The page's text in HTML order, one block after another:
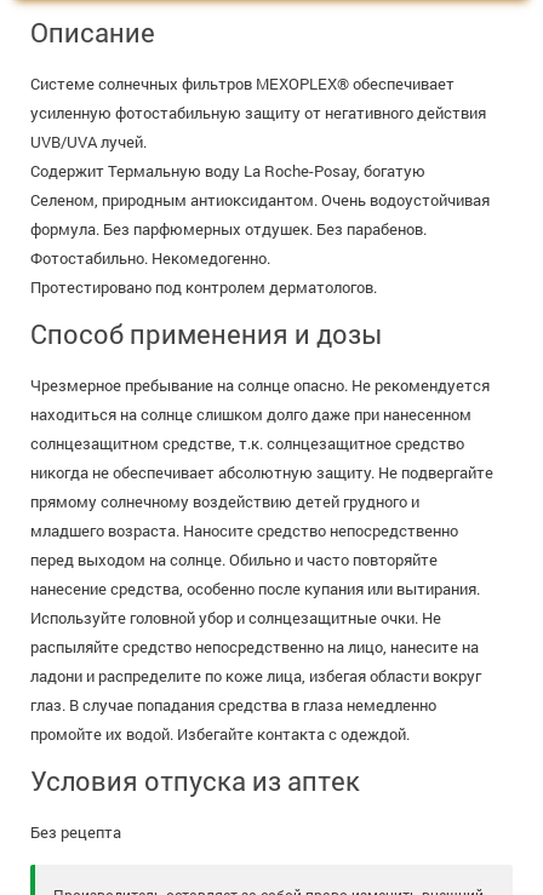
Описание
Системе солнечных фильтров MEXOPLEX® обеспечивает
усиленную фотостабильную защиту от негативного действия
UVВ/UVA лучей.
Содержит Термальную воду La Roche-Posay, богатую
Селеном, природным антиоксидантом. Очень водоустойчивая
формула. Без парфюмерных отдушек. Без парабенов.
Фотостабильно. Некомедогенно.
Протестировано под контролем дерматологов.
Способ применения и дозы
Чрезмерное пребывание на солнце опасно. Не рекомендуется
находиться на солнце слишком долго даже при нанесенном
солнцезащитном средстве, т.к. солнцезащитное средство
никогда не обеспечивает абсолютную защиту. Не подвергайте
прямому солнечному воздействию детей грудного и
младшего возраста. Наносите средство непосредственно
перед выходом на солнце. Обильно и часто повторяйте
нанесение средства, особенно после купания или вытирания.
Используйте головной убор и солнцезащитные очки. Не
распыляйте средство непосредственно на лицо, нанесите на
ладони и распределите по коже лица, избегая области вокруг
глаз. В случае попадания средства в глаза немедленно
промойте их водой. Избегайте контакта с одеждой.
Условия отпуска из аптек
Без рецепта